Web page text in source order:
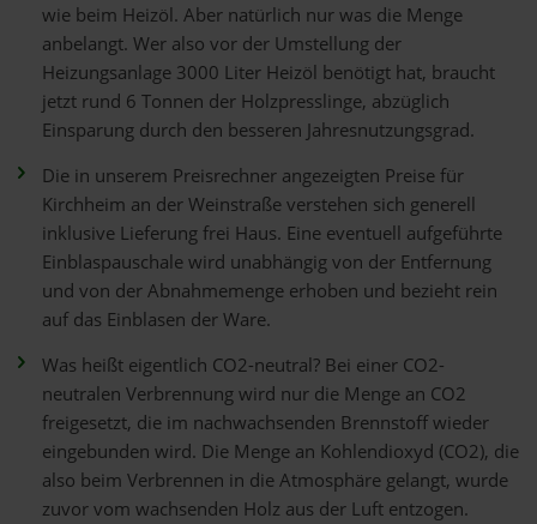
wie beim Heizöl. Aber natürlich nur was die Menge
anbelangt. Wer also vor der Umstellung der
Heizungsanlage 3000 Liter Heizöl benötigt hat, braucht
jetzt rund 6 Tonnen der Holzpresslinge, abzüglich
Einsparung durch den besseren Jahresnutzungsgrad.
Die in unserem Preisrechner angezeigten Preise für
Kirchheim an der Weinstraße verstehen sich generell
inklusive Lieferung frei Haus. Eine eventuell aufgeführte
Einblaspauschale wird unabhängig von der Entfernung
und von der Abnahmemenge erhoben und bezieht rein
auf das Einblasen der Ware.
Was heißt eigentlich CO2-neutral? Bei einer CO2-
neutralen Verbrennung wird nur die Menge an CO2
freigesetzt, die im nachwachsenden Brennstoff wieder
eingebunden wird. Die Menge an Kohlendioxyd (CO2), die
also beim Verbrennen in die Atmosphäre gelangt, wurde
zuvor vom wachsenden Holz aus der Luft entzogen.